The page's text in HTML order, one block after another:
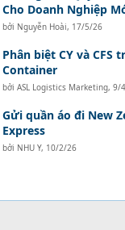
Cho Doanh Nghiệp
bởi Nguyễn Hoài, 17/5/26
Phân biệt CY và CFS
Container
bởi ASL Logistics Marketing, 9/
Gửi quần áo đi New
Express
bởi NHU Y, 10/2/26